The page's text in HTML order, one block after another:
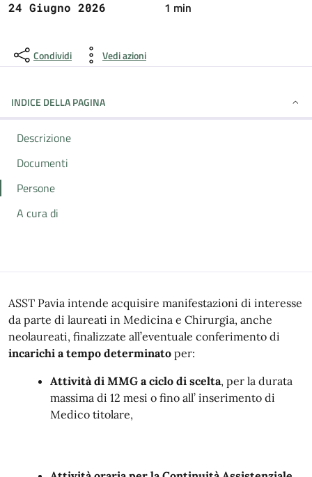
24 Giugno 2026
1 min
Condividi Vedi azioni
INDICE DELLA PAGINA
Descrizione
Documenti
Persone
A cura di
ASST Pavia intende acquisire manifestazioni di interesse
da parte di laureati in Medicina e Chirurgia, anche
neolaureati, finalizzate all’eventuale conferimento di
incarichi a tempo determinato per:
Attività di MMG a ciclo di scelta, per la durata
massima di 12 mesi o fino all’ inserimento di
Medico titolare,